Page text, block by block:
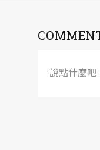
說點什麼吧